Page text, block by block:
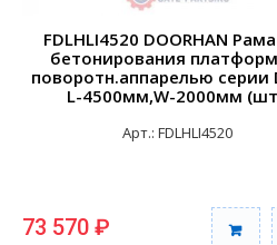
FDLHLI4520 DOORHAN
бетонирования
поворотн.аппарелью серии
L-4500мм,W-2000мм
Арт.: FDLHLI4520
73 570 ₽